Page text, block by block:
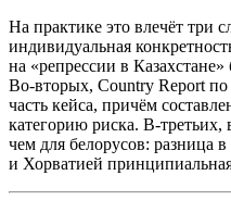
На практике это влечёт три
индивидуальная
на «репрессии в
Во-вторых, Country Report по
часть кейса, причём
категорию риска. В-
чем для белорусов: разница
и Хорватией